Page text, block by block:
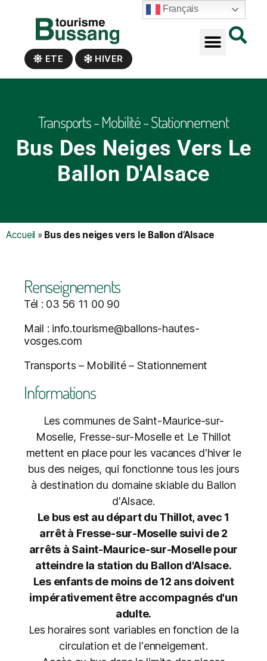
ETE HIVER
Transports - Mobilité - Stationnement
Bus Des Neiges Vers Le
Ballon D'Alsace
Accueil » Bus des neiges vers le Ballon d’Alsace
Renseignements
Tél : 03 56 11 00 90
Mail : info.tourisme@ballons-hautes-
vosges.com
Transports – Mobilité – Stationnement
Informations
Les communes de Saint-Maurice-sur-
Moselle, Fresse-sur-Moselle et Le Thillot
mettent en place pour les vacances d'hiver le
bus des neiges, qui fonctionne tous les jours
à destination du domaine skiable du Ballon
d'Alsace.
Le bus est au départ du Thillot, avec 1
arrêt à Fresse-sur-Moselle suivi de 2
arrêts à Saint-Maurice-sur-Moselle pour
atteindre la station du Ballon d'Alsace.
Les enfants de moins de 12 ans doivent
impérativement être accompagnés d'un
adulte.
Les horaires sont variables en fonction de la
circulation et de l'enneigement.
Français
Panneau de gestion des cookies